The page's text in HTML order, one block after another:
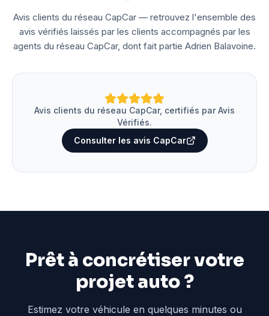
Avis clients du réseau CapCar — retrouvez l'ensemble des
avis vérifiés laissés par les clients accompagnés par les
agents du réseau CapCar, dont fait partie Adrien Balavoine.
Avis clients du réseau CapCar, certifiés par Avis
Vérifiés.
Consulter les avis CapCar
Prêt à concrétiser votre
projet auto ?
Estimez votre véhicule en quelques minutes ou